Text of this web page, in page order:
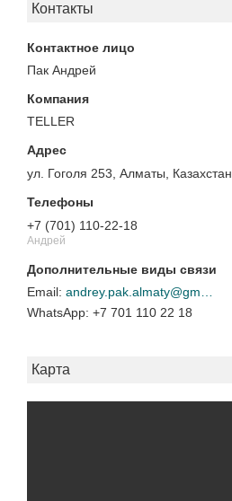
Контакты
Пак Андрей
TELLER
ул. Гоголя 253, Алматы, Казахстан
+7 (701) 110-22-18
Андрей
+7 701 110 22 18
Карта